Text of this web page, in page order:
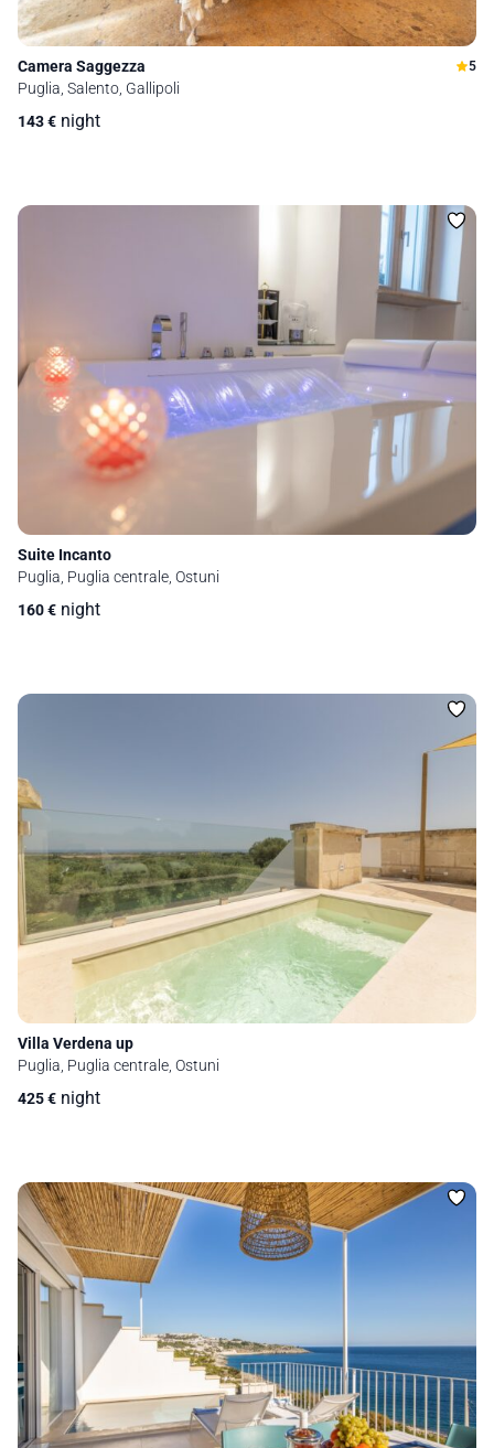
Camera Saggezza 5
Puglia, Salento, Gallipoli
143€ night
Suite Incanto
Puglia, Puglia centrale, Ostuni
160€ night
Villa Verdena up
Puglia, Puglia centrale, Ostuni
425€ night